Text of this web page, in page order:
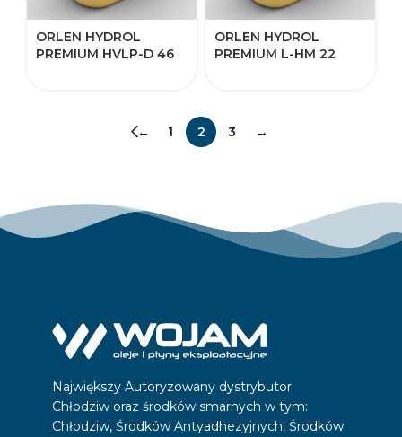
ORLEN HYDROL
PREMIUM HVLP-D​​ 46
ORLEN HYDROL
PREMIUM L-HM​​ 22
← 1 2 3 →
Największy Autoryzowany dystrybutor
Chłodziw oraz środków smarnych w tym:
Chłodziw, Środków Antyadhezyjnych, Środków